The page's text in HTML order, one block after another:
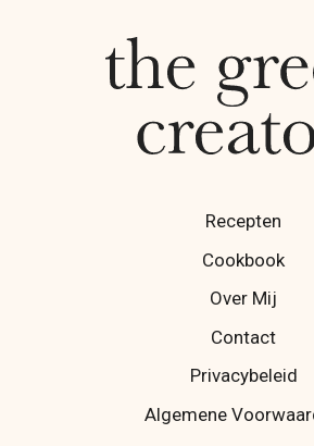
Recepten
Cookbook
Over Mij
Contact
Privacybeleid
Algemene